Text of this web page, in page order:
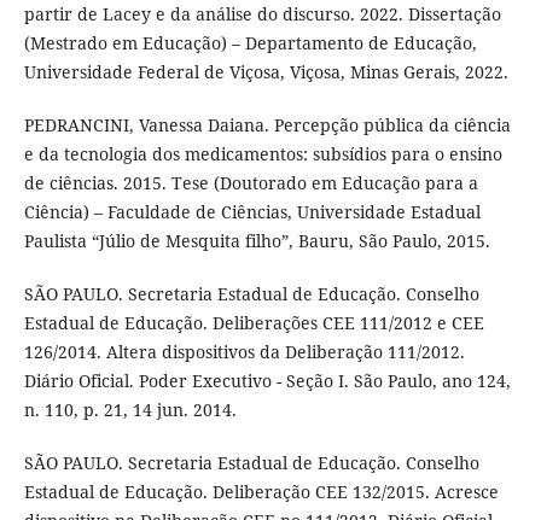
partir de Lacey e da análise do discurso. 2022. Dissertação
(Mestrado em Educação) – Departamento de Educação,
Universidade Federal de Viçosa, Viçosa, Minas Gerais, 2022.
PEDRANCINI, Vanessa Daiana. Percepção pública da ciência
e da tecnologia dos medicamentos: subsídios para o ensino
de ciências. 2015. Tese (Doutorado em Educação para a
Ciência) – Faculdade de Ciências, Universidade Estadual
Paulista “Júlio de Mesquita filho”, Bauru, São Paulo, 2015.
SÃO PAULO. Secretaria Estadual de Educação. Conselho
Estadual de Educação. Deliberações CEE 111/2012 e CEE
126/2014. Altera dispositivos da Deliberação 111/2012.
Diário Oficial. Poder Executivo - Seção I. São Paulo, ano 124,
n. 110, p. 21, 14 jun. 2014.
SÃO PAULO. Secretaria Estadual de Educação. Conselho
Estadual de Educação. Deliberação CEE 132/2015. Acresce